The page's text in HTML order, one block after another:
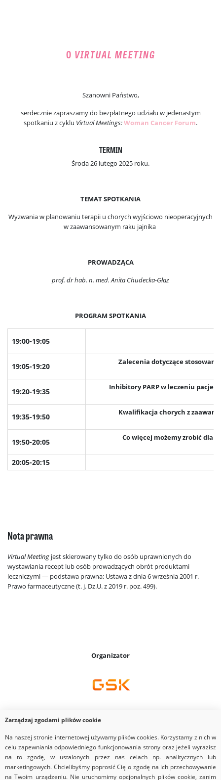
O VIRTUAL MEETING
Szanowni Państwo,
serdecznie zapraszamy do bezpłatnego udziału w jedenastym
spotkaniu z cyklu Virtual Meetings:Woman Cancer Forum.
TERMIN
Środa 26 lutego 2025 roku.
TEMAT SPOTKANIA
Wyzwania w planowaniu terapii u chorych wyjściowo nieoperacyjnych
w zaawansowanym raku jajnika
PROWADZĄCA
prof. dr hab. n. med. Anita Chudecka-Głaz
PROGRAM SPOTKANIA
19:00-19:05
19:05-19:20 Zalecenia dotyczące
19:20-19:35 Inhibitory PARP w leczeniu
19:35-19:50 Kwalifikacja chorych z
19:50-20:05 Co więcej możemy zrobić dla
20:05-20:15
Nota prawna
Virtual Meeting jest skierowany tylko do osób uprawnionych do
wystawiania recept lub osób prowadzących obrót produktami
leczniczymi — podstawa prawna: Ustawa z dnia 6 września 2001 r.
Prawo farmaceutyczne (t. j. Dz.U. z 2019 r. poz. 499).
Organizator
Zarządzaj zgodami plików cookie
Na naszej stronie internetowej używamy plików cookies. Korzystamy z nich w
celu zapewniania odpowiedniego funkcjonowania strony oraz jeżeli wyrazisz
na to zgodę, w ustalonych przez nas celach np. analitycznych lub
marketingowych. Chcielibyśmy poprosić Cię o zgodę na ich przechowywanie
na Twoim urządzeniu. Nie uruchomimy opcjonalnych plików cookie, zanim